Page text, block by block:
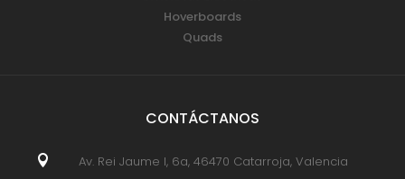
Hoverboards
Quads
CONTÁCTANOS
 Av. Rei Jaume I, 6a, 46470 Catarroja, Valencia